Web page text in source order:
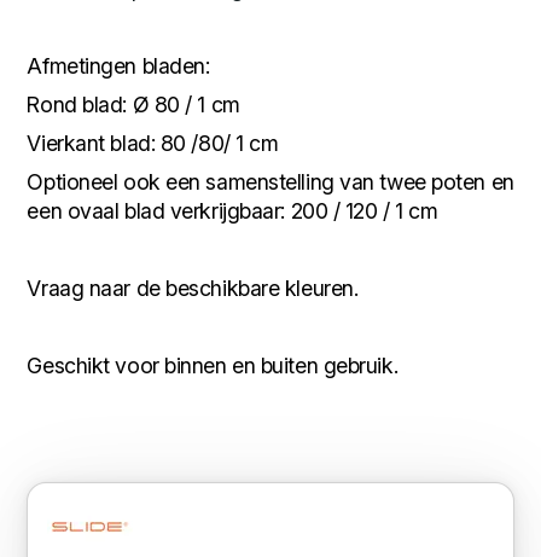
Afmetingen bladen:
Rond blad: Ø 80 / 1 cm
Vierkant blad: 80 /80/ 1 cm
Optioneel ook een samenstelling van twee poten en
een ovaal blad verkrijgbaar: 200 / 120 / 1 cm
Vraag naar de beschikbare kleuren.
Geschikt voor binnen en buiten gebruik.